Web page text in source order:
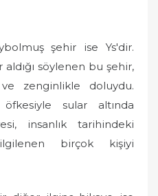
şehir ise Ys'dir.
aldığı söylenen bu şehir,
zenginlikle doluydu.
sular altında
insanlık tarihindeki
birçok kişiyi